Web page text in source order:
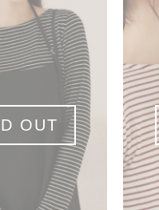
OUT